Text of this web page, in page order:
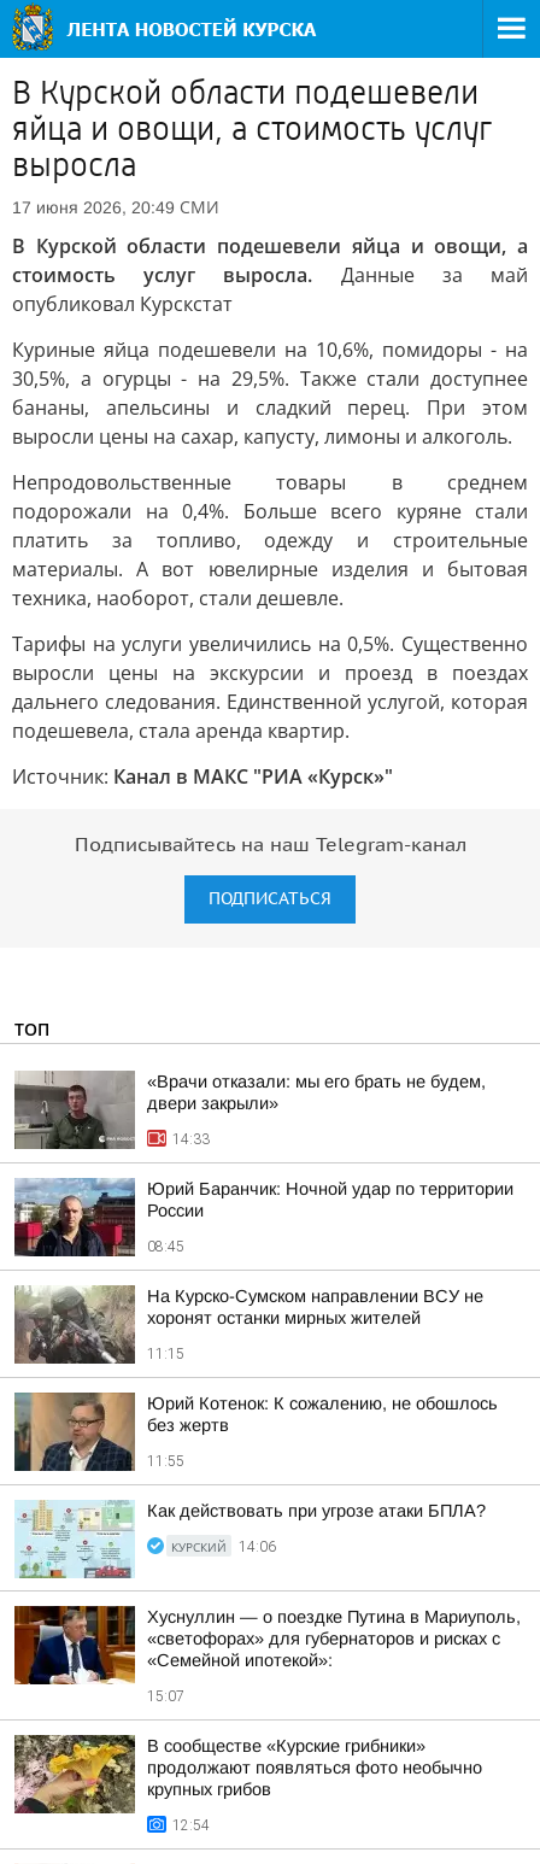
В Курской области подешевели
яйца и овощи, а стоимость услуг
выросла
17 июня 2026, 20:49 СМИ
В Курской области подешевели яйца и овощи, а
стоимость услуг выросла. Данные за май
опубликовал Курскстат
Куриные яйца подешевели на 10,6%, помидоры - на
30,5%, а огурцы - на 29,5%. Также стали доступнее
бананы, апельсины и сладкий перец. При этом
выросли цены на сахар, капусту, лимоны и алкоголь.
Непродовольственные товары в среднем
подорожали на 0,4%. Больше всего куряне стали
платить за топливо, одежду и строительные
материалы. А вот ювелирные изделия и бытовая
техника, наоборот, стали дешевле.
Тарифы на услуги увеличились на 0,5%. Существенно
выросли цены на экскурсии и проезд в поездах
дальнего следования. Единственной услугой, которая
подешевела, стала аренда квартир.
Источник: Канал в МАКС "РИА «Курск»"
Подписывайтесь на наш Telegram-канал
ПОДПИСАТЬСЯ
ТОП
«Врачи отказали: мы его брать не будем,
двери закрыли»
14:33
Юрий Баранчик: Ночной удар по территории
России
08:45
На Курско-Сумском направлении ВСУ не
хоронят останки мирных жителей
11:15
Юрий Котенок: К сожалению, не обошлось
без жертв
11:55
Как действовать при угрозе атаки БПЛА?
КУРСКИЙ 14:06
Хуснуллин — о поездке Путина в Мариуполь,
«светофорах» для губернаторов и рисках с
«Семейной ипотекой»:
15:07
В сообществе «Курские грибники»
продолжают появляться фото необычно
крупных грибов
12:54